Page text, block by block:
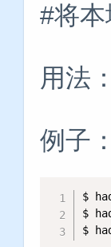
#将
用法：
例子：
$
$
$